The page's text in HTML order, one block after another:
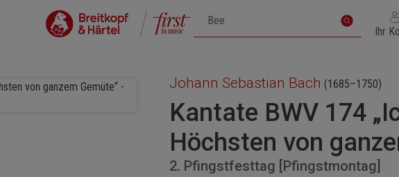
Ihr
Johann Sebastian Bach (1685–1750)
Kantate BWV 174
Höchsten von
2. Pfingstfesttag [Pfingstmontag]